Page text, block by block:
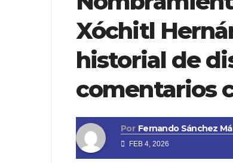
Xóchitl
historial de
comentarios
Por Fernando Sánchez
FEB 4, 2026